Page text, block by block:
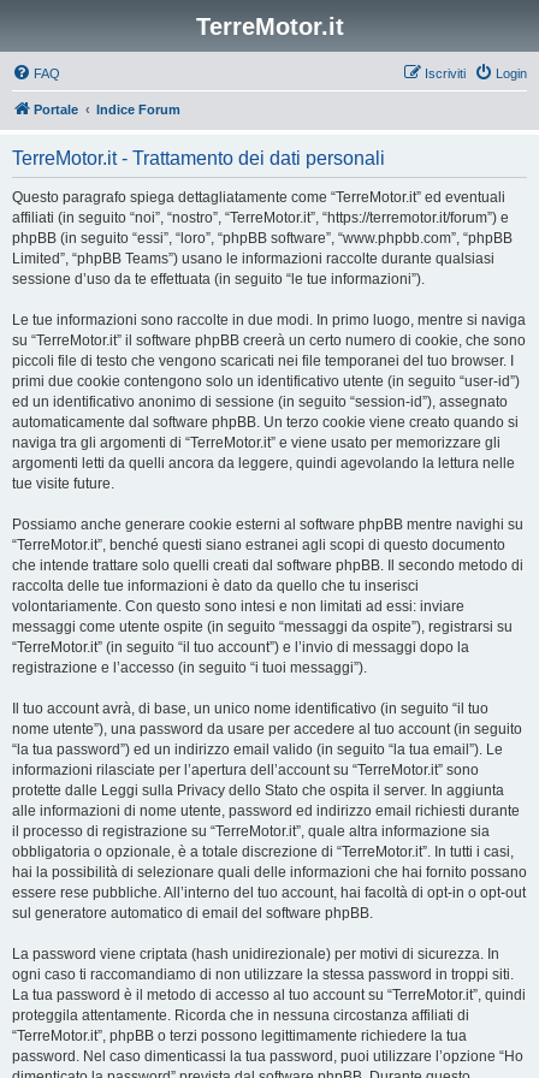
TerreMotor.it
FAQ Login
Iscriviti
Portale Indice Forum
TerreMotor.it - Trattamento dei dati personali
Questo paragrafo spiega dettagliatamente come “TerreMotor.it” ed eventuali
affiliati (in seguito “noi”, “nostro”, “TerreMotor.it”, “https://terremotor.it/forum”) e
phpBB (in seguito “essi”, “loro”, “phpBB software”, “www.phpbb.com”, “phpBB
Limited”, “phpBB Teams”) usano le informazioni raccolte durante qualsiasi
sessione d’uso da te effettuata (in seguito “le tue informazioni”).
Le tue informazioni sono raccolte in due modi. In primo luogo, mentre si naviga
su “TerreMotor.it” il software phpBB creerà un certo numero di cookie, che sono
piccoli file di testo che vengono scaricati nei file temporanei del tuo browser. I
primi due cookie contengono solo un identificativo utente (in seguito “user-id”)
ed un identificativo anonimo di sessione (in seguito “session-id”), assegnato
automaticamente dal software phpBB. Un terzo cookie viene creato quando si
naviga tra gli argomenti di “TerreMotor.it” e viene usato per memorizzare gli
argomenti letti da quelli ancora da leggere, quindi agevolando la lettura nelle
tue visite future.
Possiamo anche generare cookie esterni al software phpBB mentre navighi su
“TerreMotor.it”, benché questi siano estranei agli scopi di questo documento
che intende trattare solo quelli creati dal software phpBB. Il secondo metodo di
raccolta delle tue informazioni è dato da quello che tu inserisci
volontariamente. Con questo sono intesi e non limitati ad essi: inviare
messaggi come utente ospite (in seguito “messaggi da ospite”), registrarsi su
“TerreMotor.it” (in seguito “il tuo account”) e l’invio di messaggi dopo la
registrazione e l’accesso (in seguito “i tuoi messaggi”).
Il tuo account avrà, di base, un unico nome identificativo (in seguito “il tuo
nome utente”), una password da usare per accedere al tuo account (in seguito
“la tua password”) ed un indirizzo email valido (in seguito “la tua email”). Le
informazioni rilasciate per l’apertura dell’account su “TerreMotor.it” sono
protette dalle Leggi sulla Privacy dello Stato che ospita il server. In aggiunta
alle informazioni di nome utente, password ed indirizzo email richiesti durante
il processo di registrazione su “TerreMotor.it”, quale altra informazione sia
obbligatoria o opzionale, è a totale discrezione di “TerreMotor.it”. In tutti i casi,
hai la possibilità di selezionare quali delle informazioni che hai fornito possano
essere rese pubbliche. All’interno del tuo account, hai facoltà di opt-in o opt-out
sul generatore automatico di email del software phpBB.
La password viene criptata (hash unidirezionale) per motivi di sicurezza. In
ogni caso ti raccomandiamo di non utilizzare la stessa password in troppi siti.
La tua password è il metodo di accesso al tuo account su “TerreMotor.it”, quindi
proteggila attentamente. Ricorda che in nessuna circostanza affiliati di
“TerreMotor.it”, phpBB o terzi possono legittimamente richiedere la tua
password. Nel caso dimenticassi la tua password, puoi utilizzare l’opzione “Ho